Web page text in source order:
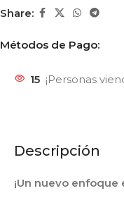
Share:
Métodos de Pago:
15 ¡Personas
Descripción
¡Un nuevo